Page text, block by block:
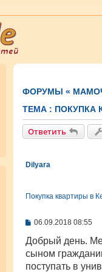
ФОРУМЫ «
ТЕМА : ПОКУПКА
Ответить
Dilyara
Покупка квартиры в
С
о
б
щ
е
06.09.2018 08:55
Добрый день.
сыном
поступать в